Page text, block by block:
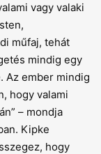
vagy valaki
műfaj, tehát
mindig egy
Az ember mindig
hogy valami
– mondja
Kipke
hogy